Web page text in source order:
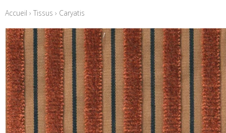
Coton
Laine
Lin
Accueil › Tissus › Caryatis